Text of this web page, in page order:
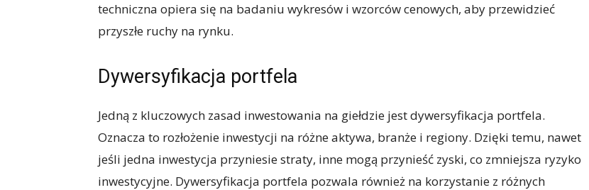
techniczna opiera się na badaniu wykresów i wzorców cenowych, aby przewidzieć
przyszłe ruchy na rynku.
Dywersyfikacja portfela
Jedną z kluczowych zasad inwestowania na giełdzie jest dywersyfikacja portfela.
Oznacza to rozłożenie inwestycji na różne aktywa, branże i regiony. Dzięki temu, nawet
jeśli jedna inwestycja przyniesie straty, inne mogą przynieść zyski, co zmniejsza ryzyko
inwestycyjne. Dywersyfikacja portfela pozwala również na korzystanie z różnych